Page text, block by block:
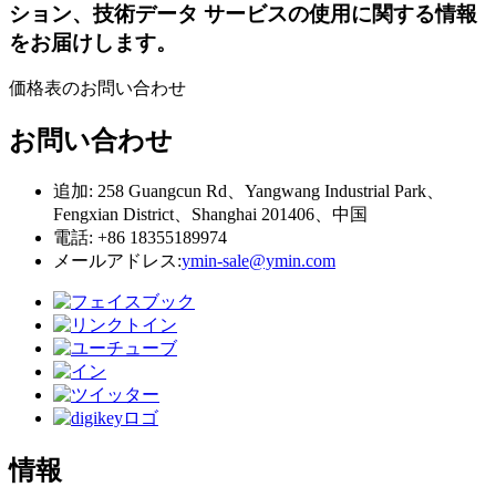
ション、技術データ サービスの使用に関する情報
をお届けします。
価格表のお問い合わせ
お問い合わせ
追加: 258 Guangcun Rd、Yangwang Industrial Park、
Fengxian District、Shanghai 201406、中国
電話: +86 18355189974
メールアドレス:ymin-sale@ymin.com
情報